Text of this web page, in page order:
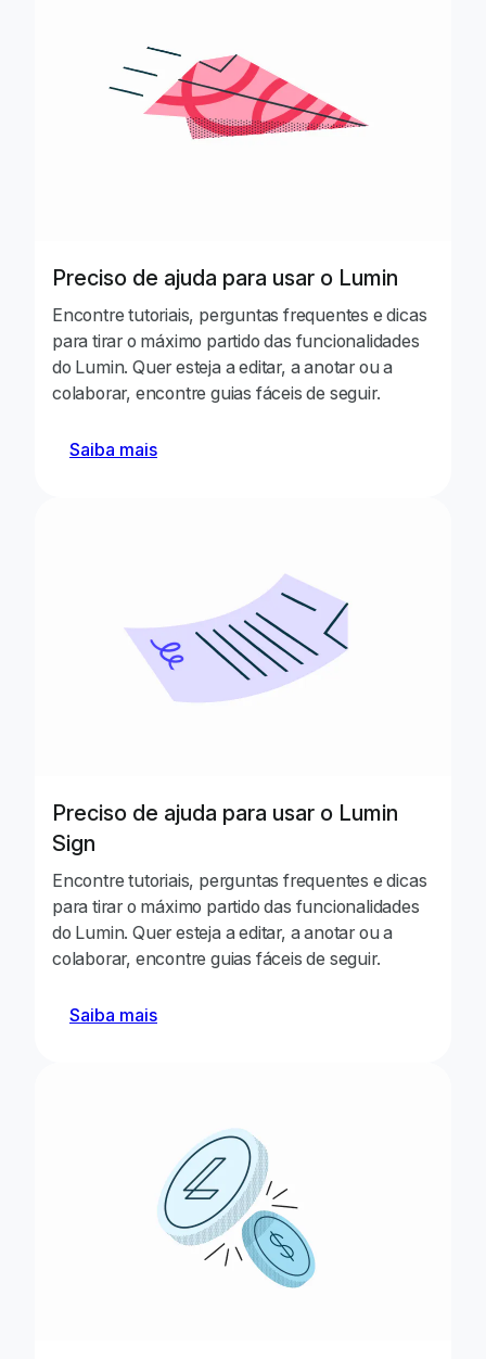
Preciso de ajuda para usar o Lumin
Encontre tutoriais, perguntas frequentes e dicas
para tirar o máximo partido das funcionalidades
do Lumin. Quer esteja a editar, a anotar ou a
colaborar, encontre guias fáceis de seguir.
Saiba mais
Preciso de ajuda para usar o Lumin
Sign
Encontre tutoriais, perguntas frequentes e dicas
para tirar o máximo partido das funcionalidades
do Lumin. Quer esteja a editar, a anotar ou a
colaborar, encontre guias fáceis de seguir.
Saiba mais